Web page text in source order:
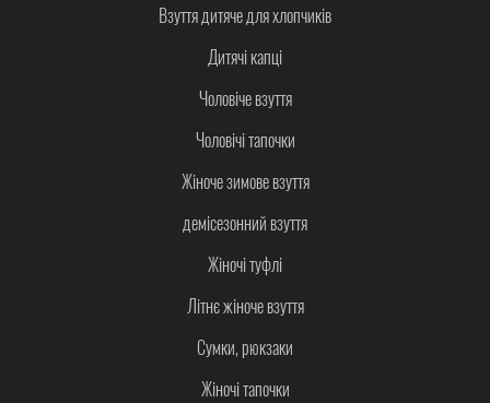
Взуття дитяче для хлопчиків
Дитячі капці
Чоловіче взуття
Чоловічі тапочки
Жіноче зимове взуття
демісезонний взуття
Жіночі туфлі
Літнє жіноче взуття
Сумки, рюкзаки
Жіночі тапочки